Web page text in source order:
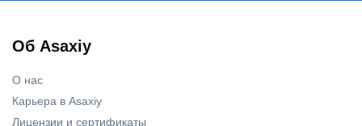
Об Asaxiy
О нас
Карьера в Asaxiy
Лицензии и сертификаты